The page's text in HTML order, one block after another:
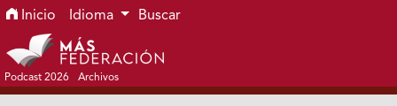
Ir al menú de navegación principal
Ir al contenido principal
Ir al pie de página del sitio
Inicio Idioma Buscar
Podcast 2026 Archivos